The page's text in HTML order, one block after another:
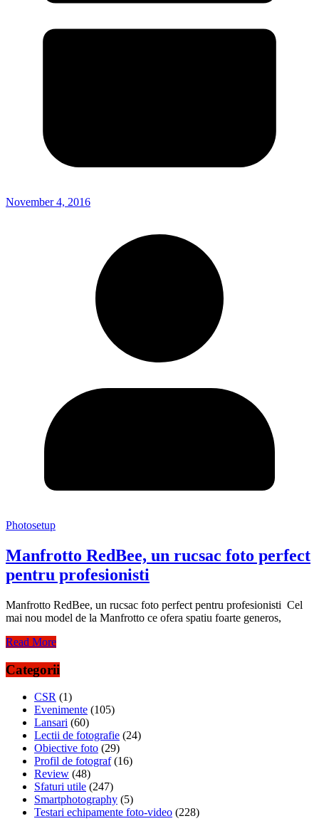
November 4, 2016
Photosetup
Manfrotto RedBee, un rucsac foto perfect
pentru profesionisti
Manfrotto RedBee, un rucsac foto perfect pentru profesionisti Cel
mai nou model de la Manfrotto ce ofera spatiu foarte generos,
Read More
Categorii
CSR (1)
Evenimente (105)
Lansari (60)
Lectii de fotografie (24)
Obiective foto (29)
Profil de fotograf(16)
Review (48)
Sfaturi utile (247)
Smartphotography (5)
Testari echipamente foto-video (228)